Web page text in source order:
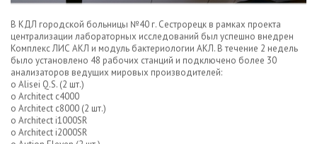
В КДЛ городской больницы №40 г. Сестрорецк в рамках проекта
централизации лабораторных исследований был успешно внедрен
Комплекс ЛИС АКЛ и модуль бактериологии АКЛ. В течение 2 недель
было установлено 48 рабочих станций и подключено более 30
анализаторов ведущих мировых производителей:
o Alisei Q.S. (2 шт.)
o Architect c4000
o Architect c8000 (2 шт.)
o Architect i1000SR
o Architect i2000SR